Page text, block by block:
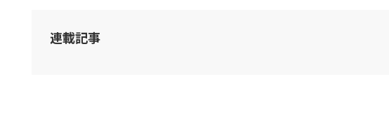
連載記事